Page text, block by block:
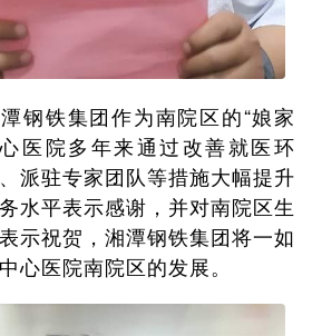
钢铁集团作为南院区的“娘家
医院多年来通过改善就医环
派驻专家团队等措施大幅提升
水平表示感谢，并对南院区生
示祝贺，湘潭钢铁集团将一如
心医院南院区的发展。